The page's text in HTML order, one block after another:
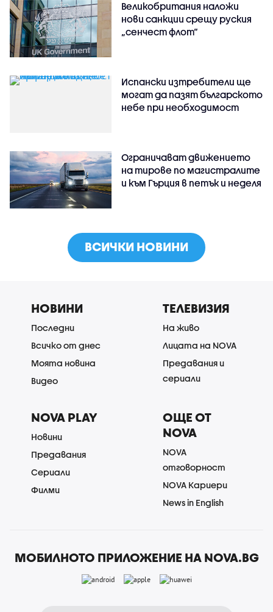
Великобритания наложи
нови санкции срещу руския
„сенчест флот“
Испански изтребители ще
могат да пазят българското
небе при необходимост
Ограничават движението
на тирове по магистралите
и към Гърция в петък и неделя
ВСИЧКИ НОВИНИ
НОВИНИ
Последни
Всичко от днес
Моята новина
Видео
ТЕЛЕВИЗИЯ
На живо
Лицата на NOVA
Предавания и
сериали
NOVA PLAY
Новини
Предавания
Сериали
Филми
ОЩЕ ОТ
NOVA
NOVA
отговорност
NOVA Кариери
News in English
МОБИЛНОТО ПРИЛОЖЕНИЕ НА NOVA.BG